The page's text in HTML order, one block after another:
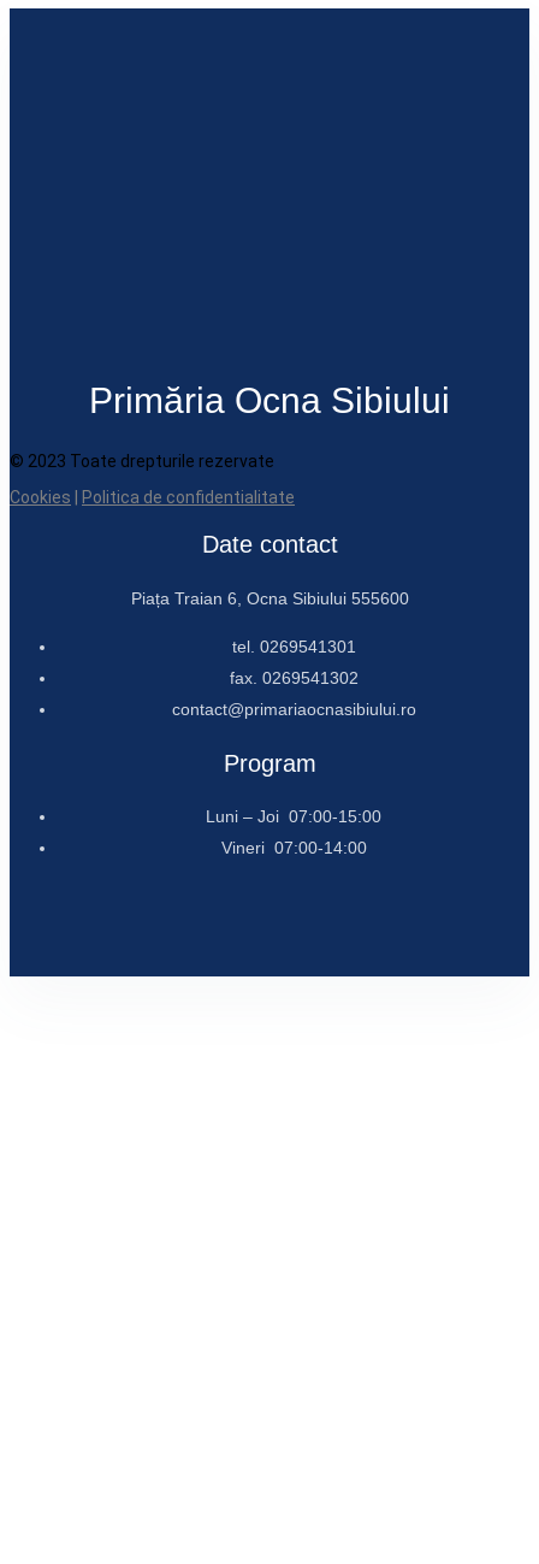
Primăria Ocna Sibiului
© 2023 Toate drepturile rezervate
Cookies
Politica de confidentialitate
Date contact
Piața Traian 6, Ocna Sibiului 555600
tel. 0269541301
fax. 0269541302
contact@primariaocnasibiului.ro
Program
Luni – Joi 07:00-15:00
Vineri 07:00-14:00